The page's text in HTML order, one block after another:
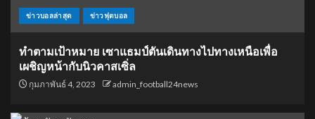
ข่าวบอลล่าสุด ข่าวฟุตบอล
ทำตามเป้าหมาย เซาแธมป์ตันเดินทางไปทางเหนือเพื่อ
เผชิญหน้ากับนิวคาสเซิ่ล
กุมภาพันธ์ 4, 2023 admin_football24news